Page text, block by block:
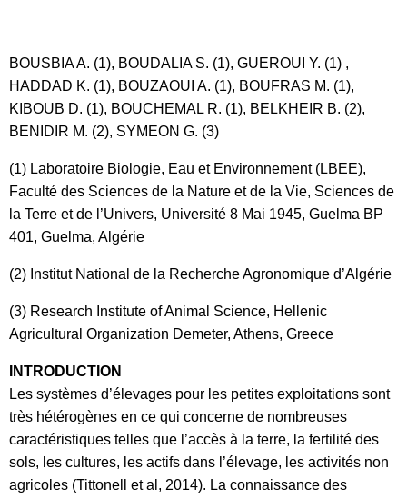
BOUSBIA A. (1), BOUDALIA S. (1), GUEROUI Y. (1) ,
HADDAD K. (1), BOUZAOUI A. (1), BOUFRAS M. (1),
KIBOUB D. (1), BOUCHEMAL R. (1), BELKHEIR B. (2),
BENIDIR M. (2), SYMEON G. (3)
(1) Laboratoire Biologie, Eau et Environnement (LBEE),
Faculté des Sciences de la Nature et de la Vie, Sciences de
la Terre et de l’Univers, Université 8 Mai 1945, Guelma BP
401, Guelma, Algérie
(2) Institut National de la Recherche Agronomique d’Algérie
(3) Research Institute of Animal Science, Hellenic
Agricultural Organization Demeter, Athens, Greece
INTRODUCTION
Les systèmes d’élevages pour les petites exploitations sont
très hétérogènes en ce qui concerne de nombreuses
caractéristiques telles que l’accès à la terre, la fertilité des
sols, les cultures, les actifs dans l’élevage, les activités non
agricoles (Tittonell et al, 2014). La connaissance des